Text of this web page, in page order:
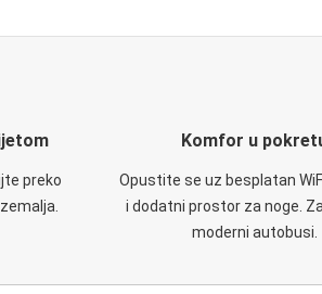
preko
Komfor u
Opustite se uz besplatan
i dodatni prostor za noge.
moderni autobusi.